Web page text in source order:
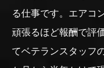
る仕事です。エアコ
頑張るほど報酬で評
てベテランスタッフ